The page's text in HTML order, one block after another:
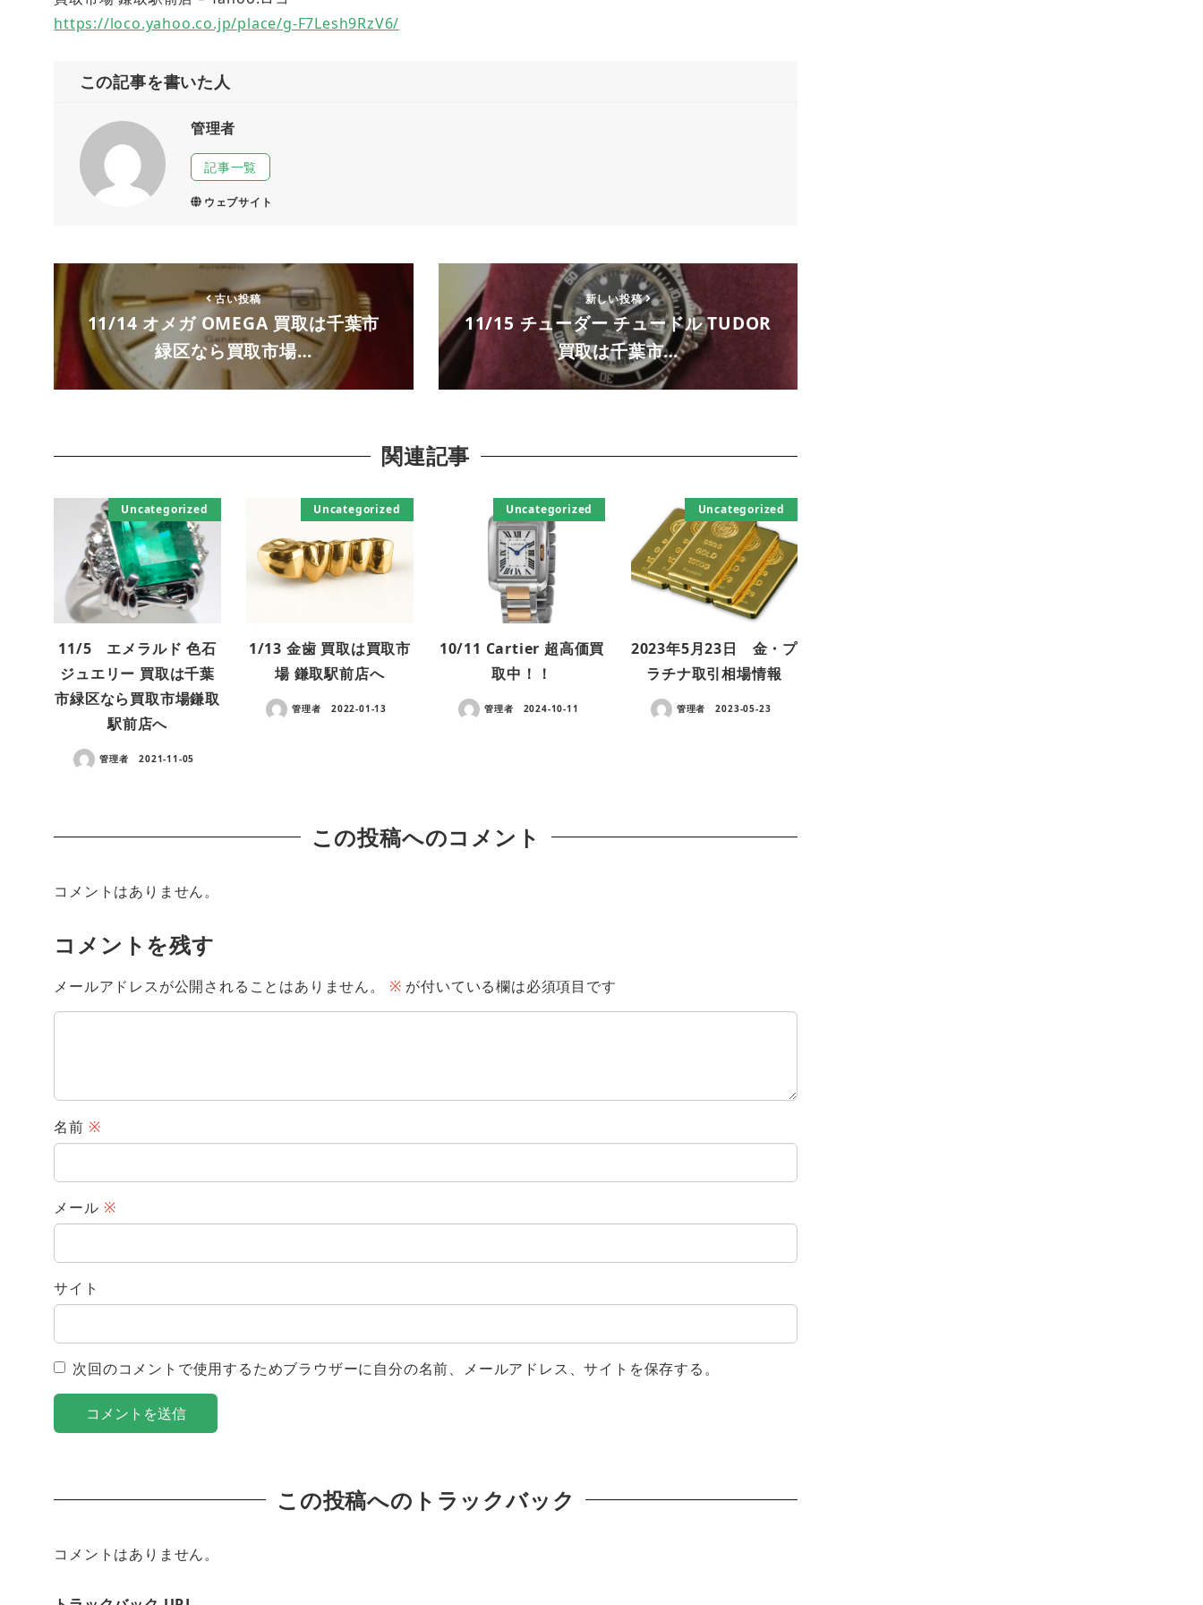
https://loco.yahoo.co.jp/place/g-F7Lesh9RzV6/
この記事を書いた人
管理者
記事一覧
ウェブサイト
古い投稿
11/14 オメガ OMEGA 買取は千葉市
緑区なら買取市場…
新しい投稿
11/15 チューダー チュードル TUDOR
買取は千葉市…
関連記事
Uncategorized
11/5 エメラルド 色石
ジュエリー 買取は千葉
市緑区なら買取市場鎌取
駅前店へ
管理者 2021-11-05
Uncategorized
1/13 金歯 買取は買取市
場 鎌取駅前店へ
管理者 2022-01-13
Uncategorized
10/11 Cartier 超高価買
取中！！
管理者 2024-10-11
Uncategorized
2023年5月23日 金・プ
ラチナ取引相場情報
管理者 2023-05-23
この投稿へのコメント
コメントはありません。
コメントを残す
メールアドレスが公開されることはありません。 ※ が付いている欄は必須項目です
名前 ※
メール ※
サイト
次回のコメントで使用するためブラウザーに自分の名前、メールアドレス、サイトを保存する。
この投稿へのトラックバック
コメントはありません。